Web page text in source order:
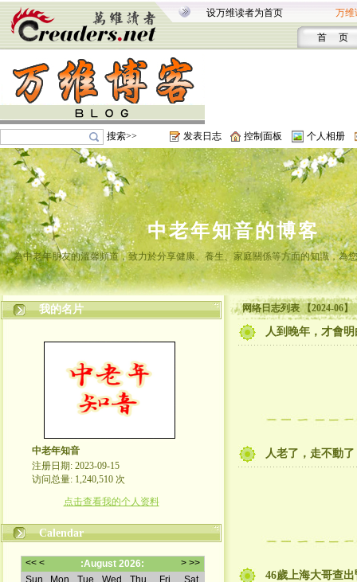
设万维读者为首页 万维
首 页
搜索>> 发表日志 控制面板 个人相册
中老年知音的博客
為中老年朋友的溫馨頻道，致力於分享健康、養生、家庭關係等方面的知識，為
我的名片
中老年知音
注册日期: 2023-09-15
访问总量: 1,240,510 次
点击查看我的个人资料
Calendar
网络日志列表 【2024-06】
人到晚年，才會
人老了，走不動
46歲上海大哥查